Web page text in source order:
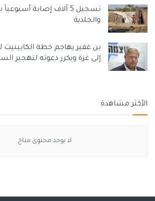
تسجيل 5 آلاف إصابة
والجلدية
بن غفير يهاجم خطة الكابينيت
إلى غزة ويكرر دعوته لتهجير
الأكثر مشاهدة
لا يوجد محتوى متاح